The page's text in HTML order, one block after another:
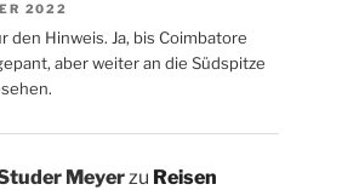
2022
den Hinweis. Ja, bis Coimbatore
aber weiter an die Südspitze
Meyer zu Reisen